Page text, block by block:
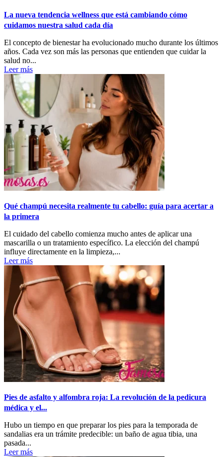
La nueva tendencia wellness que está cambiando cómo
cuidamos nuestra salud cada día
El concepto de bienestar ha evolucionado mucho durante los últimos
años. Cada vez son más las personas que entienden que cuidar la
salud no...
Leer más
Qué champú necesita realmente tu cabello: guía para acertar a
la primera
El cuidado del cabello comienza mucho antes de aplicar una
mascarilla o un tratamiento específico. La elección del champú
influye directamente en la limpieza,...
Leer más
Pies de asfalto y alfombra roja: La revolución de la pedicura
médica y el...
Hubo un tiempo en que preparar los pies para la temporada de
sandalias era un trámite predecible: un baño de agua tibia, una
pasada...
Leer más